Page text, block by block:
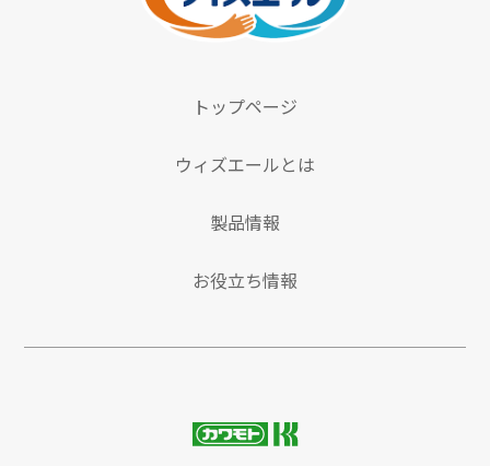
トップページ
ウィズエールとは
製品情報
お役立ち情報